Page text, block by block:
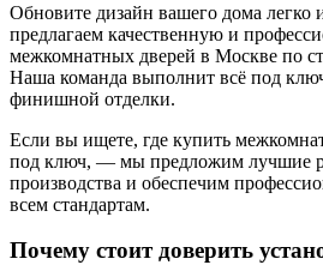
Обновите дизайн вашего дома легко
предлагаем качественную и
межкомнатных дверей в Москве по
Наша команда выполнит всё под
финишной отделки.
Если вы ищете, где купить
под ключ, — мы предложим лучшие
производства и обеспечим
всем стандартам.
Почему стоит доверить